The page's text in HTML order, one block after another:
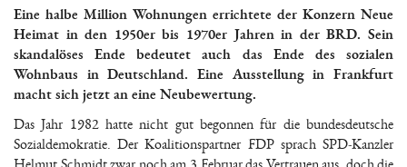
Eine halbe Million Wohnungen errichtete der Konzern Neue
Heimat in den 1950er bis 1970er Jahren in der BRD. Sein
skandalöses Ende bedeutet auch das Ende des sozialen
Wohnbaus in Deutschland. Eine Ausstellung in Frankfurt
macht sich jetzt an eine Neubewertung.
Das Jahr 1982 hatte nicht gut begonnen für die bundesdeutsche
Sozialdemokratie. Der Koalitionspartner FDP sprach SPD-Kanzler